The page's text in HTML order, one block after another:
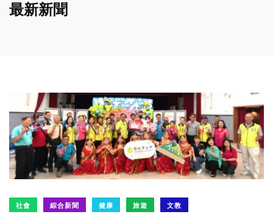
最新新聞
社會 綜合新聞 健康 旅遊 文教